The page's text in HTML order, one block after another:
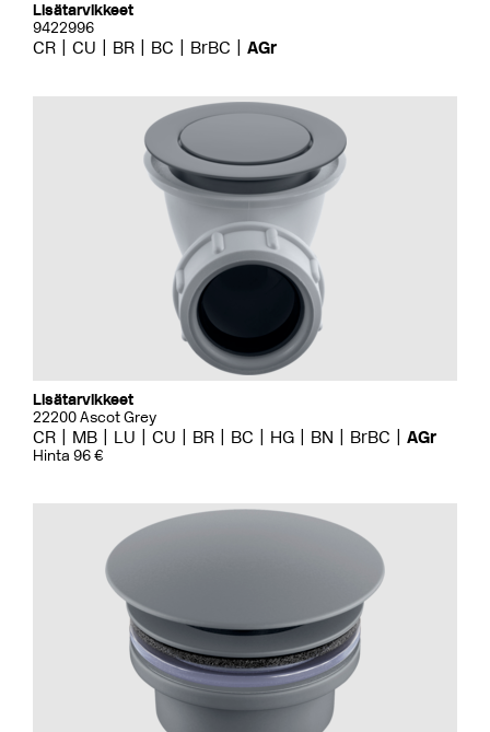
Lisätarvikkeet
9422996
CR CU BR BC BrBC AGr
Lisätarvikkeet
22200 Ascot Grey
CR MB LU CU BR BC HG BN BrBC AGr
Hinta 96 €